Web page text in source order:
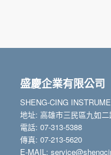
盛慶企業有限公司
SHENG-CING
地址: 高雄市三民區九如
電話: 07-313-5388
傳真: 07-213-5620
E-MAIL: